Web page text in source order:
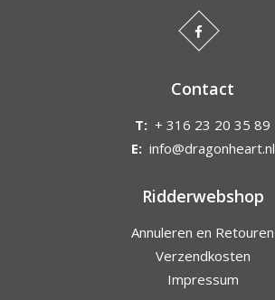
Contact
T: + 316 23 20 35 89
E: info@dragonheart.nl
Ridderwebshop
Annuleren en Retouren
Verzendkosten
Impressum